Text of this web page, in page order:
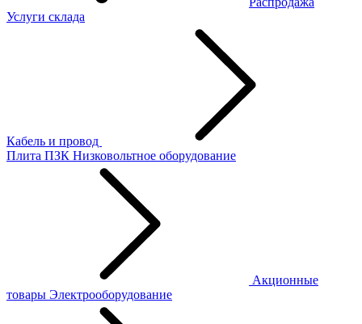
Услуги склада
Кабель и провод
Плита ПЗК Низковольтное оборудование
Акционные
товары Электрооборудование